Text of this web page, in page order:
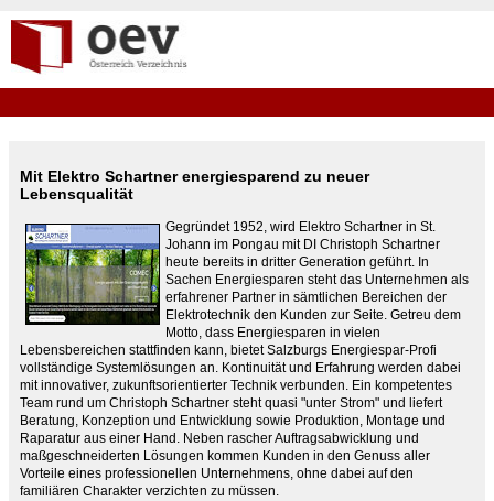
Mit Elektro Schartner energiesparend zu neuer
Lebensqualität
Gegründet 1952, wird Elektro Schartner in St.
Johann im Pongau mit DI Christoph Schartner
heute bereits in dritter Generation geführt. In
Sachen Energiesparen steht das Unternehmen als
erfahrener Partner in sämtlichen Bereichen der
Elektrotechnik den Kunden zur Seite. Getreu dem
Motto, dass Energiesparen in vielen
Lebensbereichen stattfinden kann, bietet Salzburgs Energiespar-Profi
vollständige Systemlösungen an. Kontinuität und Erfahrung werden dabei
mit innovativer, zukunftsorientierter Technik verbunden. Ein kompetentes
Team rund um Christoph Schartner steht quasi "unter Strom" und liefert
Beratung, Konzeption und Entwicklung sowie Produktion, Montage und
Raparatur aus einer Hand. Neben rascher Auftragsabwicklung und
maßgeschneiderten Lösungen kommen Kunden in den Genuss aller
Vorteile eines professionellen Unternehmens, ohne dabei auf den
familiären Charakter verzichten zu müssen.